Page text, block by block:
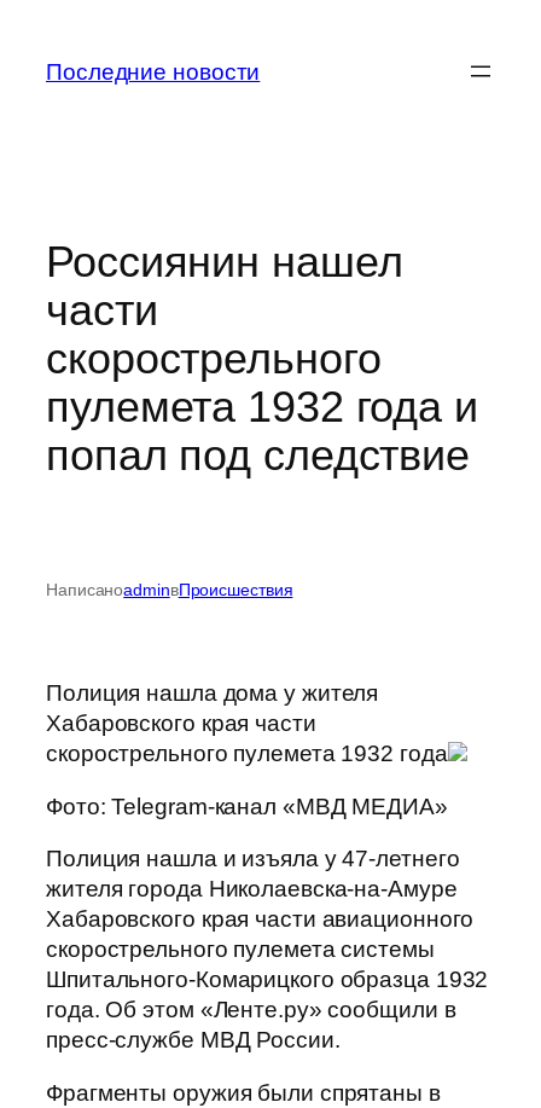
содержимому
Последние новости
Россиянин нашел
части
скорострельного
пулемета 1932 года и
попал под следствие
НаписаноadminвПроисшествия
Полиция нашла дома у жителя
Хабаровского края части
скорострельного пулемета 1932 года
Фото: Telegram-канал «МВД МЕДИА»
Полиция нашла и изъяла у 47-летнего
жителя города Николаевска-на-Амуре
Хабаровского края части авиационного
скорострельного пулемета системы
Шпитального-Комарицкого образца 1932
года. Об этом «Ленте.ру» сообщили в
пресс-службе МВД России.
Фрагменты оружия были спрятаны в